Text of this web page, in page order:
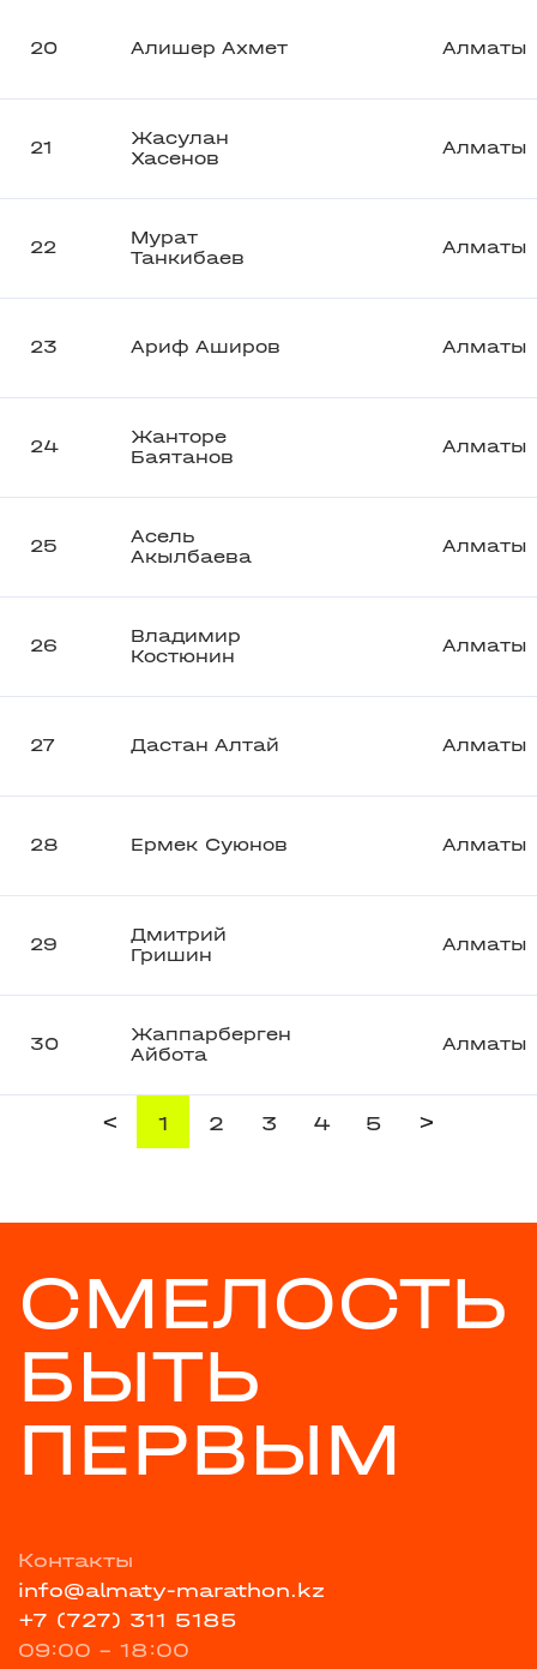
20 Алишер Ахмет Алматы
21
Жасулан
Хасенов
Алматы
22
Мурат
Танкибаев
Алматы
23 Ариф Аширов Алматы
24
Жанторе
Баятанов
Алматы
25
Асель
Акылбаева
Алматы
26
Владимир
Костюнин
Алматы
27 Дастан Алтай Алматы
28 Ермек Суюнов Алматы
29
Дмитрий
Гришин
Алматы
30
Жаппарберген
Айбота
Алматы
< 1 2 3 4 5 >
СМЕЛОСТЬ
БЫТЬ
ПЕРВЫМ
Контакты
info@almaty-marathon.kz
+7 (727) 311 5185
09:00 - 18:00